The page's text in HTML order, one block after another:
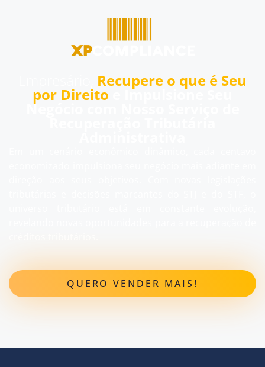
Recupere o que é Seu
por Direito e Impulsione Seu
Negócio com Nosso Serviço de
QUERO VENDER MAIS!